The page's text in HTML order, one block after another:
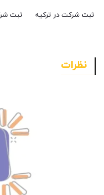
ثبت شرکت در ترکیه ثبت
نظرات